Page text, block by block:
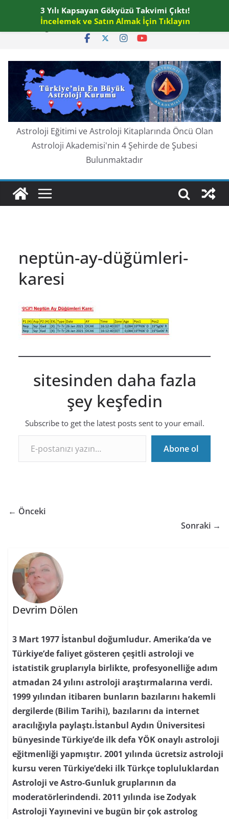
content
Pazar, Ağustos 9, 2026
Astroloji Eğitimi ve Astroloji Kitaplarında Öncü Olan
Astroloji Akademisi'nin 4 Şehirde de Şubesi
Bulunmaktadır
neptün-ay-düğümleri-
karesi
sitesinden daha fazla
şey keşfedin
Subscribe to get the latest posts sent to your email.
E-postanızı yazın…
Abone ol
← Önceki
Sonraki →
Devrim Dölen
3 Mart 1977 İstanbul doğumludur. Amerika’da ve
Türkiye’de faliyet gösteren çeşitli astroloji ve
istatistik gruplarıyla birlikte, profesyonelliğe adım
atmadan 24 yılını astroloji araştırmalarına verdi.
1999 yılından itibaren bunların bazılarını hakemli
dergilerde (Bilim Tarihi), bazılarını da internet
aracılığıyla paylaştı.İstanbul Aydın Üniversitesi
bünyesinde Türkiye’de ilk defa YÖK onaylı astroloji
eğitmenliği yapmıştır. 2001 yılında ücretsiz astroloji
kursu veren Türkiye’deki ilk Türkçe topluluklardan
Astroloji ve Astro-Gunluk gruplarının da
moderatörlerindendi. 2011 yılında ise Zodyak
Astroloji Yayınevini ve bugün bir çok astrolog
3 Yılı Kapsayan Gökyüzü Takvimi Çıktı!
İncelemek ve Satın Almak İçin Tıklayın